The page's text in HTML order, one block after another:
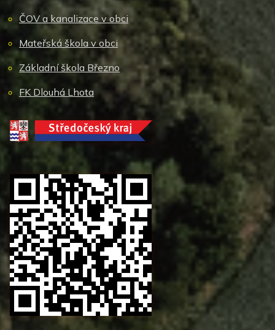
ČOV a kanalizace v obci
Mateřská škola v obci
Základní škola Březno
FK Dlouhá Lhota